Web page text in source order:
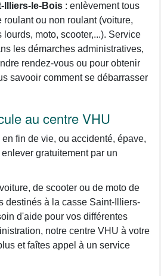
Illiers-le-Bois : enlèvement tous
ou non roulant (voiture,
moto, scooter,...). Service
les démarches administratives,
rendez-vous ou pour obtenir
savooir comment se débarrasser
au centre VHU
fin de vie, ou accidenté, épave,
gratuitement par un
de scooter ou de moto de
destinés à la casse Saint-Illiers-
d'aide pour vos différentes
notre centre VHU à votre
et faîtes appel à un service